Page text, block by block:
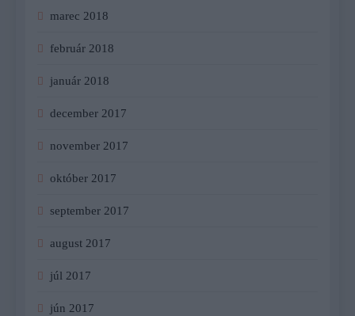
marec 2018
február 2018
január 2018
december 2017
november 2017
október 2017
september 2017
august 2017
júl 2017
jún 2017